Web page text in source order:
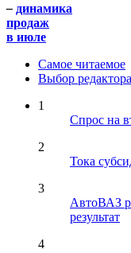
– динамика
продаж
в июле
Самое читаемое
Выбор редактора
1
Спрос на
2
Тока
3
АвтоВАЗ
результат
4